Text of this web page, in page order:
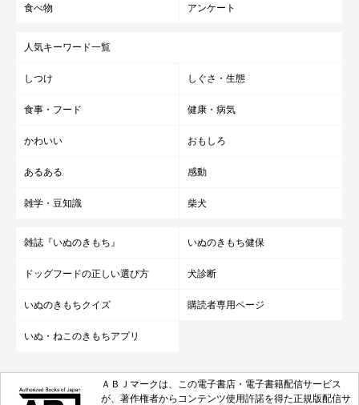
食べ物 アンケート
人気キーワード一覧
しつけ しぐさ・生態
食事・フード 健康・病気
かわいい おもしろ
あるある 感動
雑学・豆知識 柴犬
雑誌『いぬのきもち』 いぬのきもち健保
ドッグフードの正しい選び方 犬診断
いぬのきもちクイズ 購読者専用ページ
いぬ・ねこのきもちアプリ
ＡＢＪマークは、この電子書店・電子書籍配信サービス
が、著作権者からコンテンツ使用許諾を得た正規版配信サ